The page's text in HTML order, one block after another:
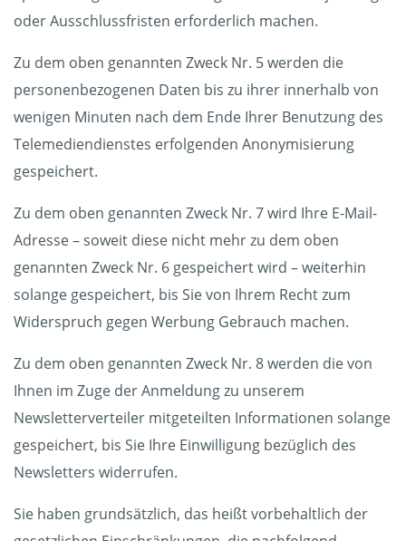
oder Ausschlussfristen erforderlich machen.
Zu dem oben genannten Zweck Nr. 5 werden die
personenbezogenen Daten bis zu ihrer innerhalb von
wenigen Minuten nach dem Ende Ihrer Benutzung des
Telemediendienstes erfolgenden Anonymisierung
gespeichert.
Zu dem oben genannten Zweck Nr. 7 wird Ihre E-Mail-
Adresse – soweit diese nicht mehr zu dem oben
genannten Zweck Nr. 6 gespeichert wird – weiterhin
solange gespeichert, bis Sie von Ihrem Recht zum
Widerspruch gegen Werbung Gebrauch machen.
Zu dem oben genannten Zweck Nr. 8 werden die von
Ihnen im Zuge der Anmeldung zu unserem
Newsletterverteiler mitgeteilten Informationen solange
gespeichert, bis Sie Ihre Einwilligung bezüglich des
Newsletters widerrufen.
Sie haben grundsätzlich, das heißt vorbehaltlich der